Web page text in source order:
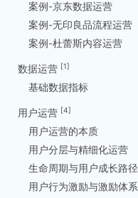
案例-京东数据运营
案例-无印良品流程运营
案例-杜蕾斯内容运营
数据运营 [1]
基础数据指标
用户运营 [4]
用户运营的本质
用户分层与精细化运营
生命周期与用户成长路径
用户行为激励与激励体系